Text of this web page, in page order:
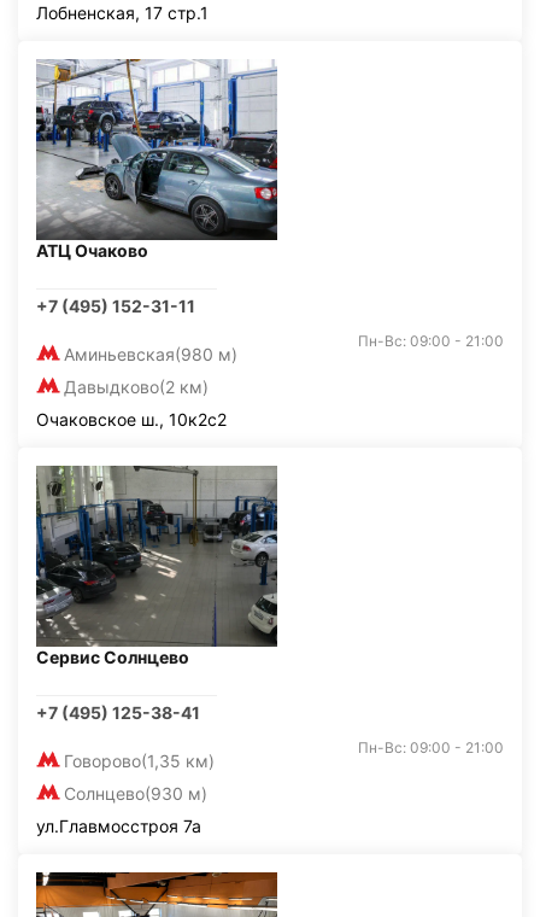
Лобненская, 17 стр.1
АТЦ Очаково
+7 (495) 152-31-11
Аминьевская(980 м)
Давыдково(2 км)
Пн-Вс: 09:00 - 21:00
Очаковское ш., 10к2с2
Сервис Солнцево
+7 (495) 125-38-41
Говорово(1,35 км)
Солнцево(930 м)
Пн-Вс: 09:00 - 21:00
ул.Главмосстроя 7а